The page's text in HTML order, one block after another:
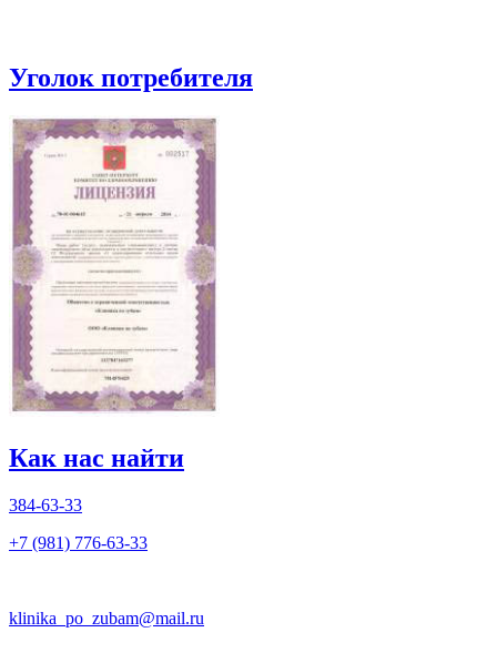
Уголок потребителя
Как нас найти
384-63-33
+7 (981) 776-63-33
klinika_po_zubam@mail.ru